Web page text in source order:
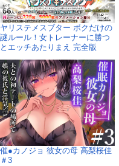
ヤリステメスブター ボクだけの
謎ルール！女トレーナーに勝つ
とエッチあたりまえ 完全版
催●カノジョ 彼女の母 高梨桜佳
＃3